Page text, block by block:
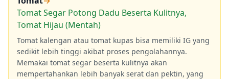
Tomat Segar Potong Dadu Beserta Kulitnya,
Tomat Hijau (Mentah)
Tomat kalengan atau tomat kupas bisa memiliki IG yang
sedikit lebih tinggi akibat proses pengolahannya.
Memakai tomat segar beserta kulitnya akan
mempertahankan lebih banyak serat dan pektin, yang